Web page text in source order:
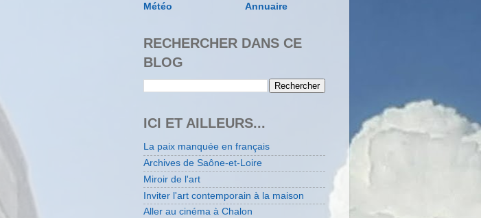
Météo Annuaire
RECHERCHER DANS CE
BLOG
ICI ET AILLEURS...
La paix manquée en français
Archives de Saône-et-Loire
Miroir de l'art
Inviter l'art contemporain à la maison
Aller au cinéma à Chalon